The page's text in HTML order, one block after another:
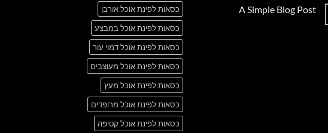
על
A Simple Blog Post
כסאות לפינת אוכל אורבן
כסאות לפינת אוכל במבצע
כסאות לפינת אוכל דמוי עור
כסאות לפינת אוכל מעוצבים
כסאות לפינת אוכל מעץ
כסאות לפינת אוכל מרופדים
כסאות לפינת אוכל קטיפה